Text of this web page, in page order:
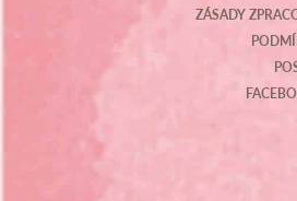
ZÁSADY